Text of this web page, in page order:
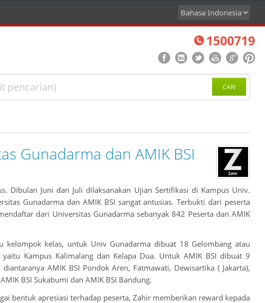
1500719
CARI
Gunadarma dan AMIK BSI
Dibulan Juni dan Juli dilaksanakan Ujian Sertifikasi di Kampus Univ.
Gunadarma dan AMIK BSI sangat antusias. Terbukti dari peserta
dari Universitas Gunadarma sebanyak 842 Peserta dan AMIK
kelas, untuk Univ Gunadarma dibuat 18 Gelombang atau
Kampus Kalimalang dan Kelapa Dua. Untuk AMIK BSI dibuat 9
AMIK BSI Pondok Aren, Fatmawati, Dewisartika ( Jakarta),
BSI Sukabumi dan AMIK BSI Bandung.
bentuk apresiasi terhadap peserta, Zahir memberikan reward kepada